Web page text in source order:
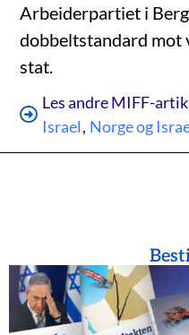
Arbeiderpartiet i
dobbeltstandard mot
stat.
Les andre MIFF-
Israel, Norge og